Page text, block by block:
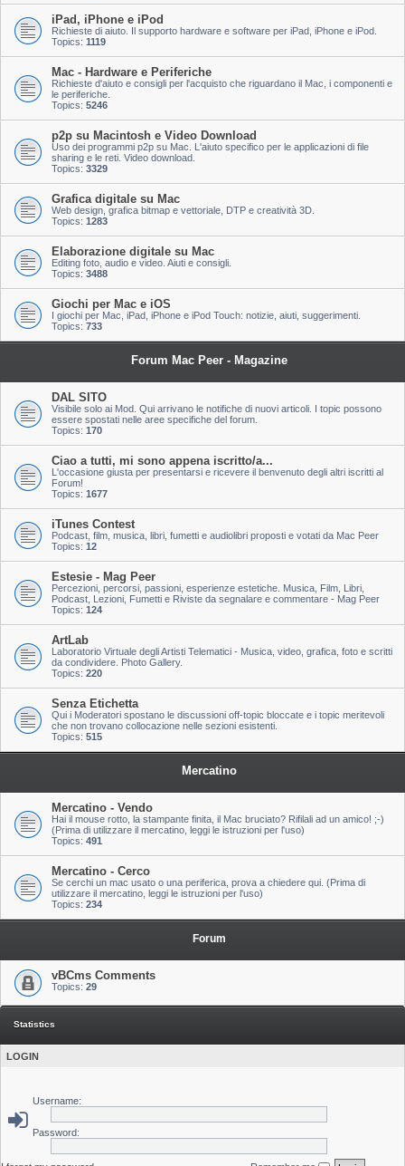
iPad, iPhone e iPod
Richieste di aiuto. Il supporto hardware e software per iPad, iPhone e iPod.
Topics: 1119
Mac - Hardware e Periferiche
Richieste d'aiuto e consigli per l'acquisto che riguardano il Mac, i componenti e
le periferiche.
Topics: 5246
p2p su Macintosh e Video Download
Uso dei programmi p2p su Mac. L'aiuto specifico per le applicazioni di file
sharing e le reti. Video download.
Topics: 3329
Grafica digitale su Mac
Web design, grafica bitmap e vettoriale, DTP e creatività 3D.
Topics: 1283
Elaborazione digitale su Mac
Editing foto, audio e video. Aiuti e consigli.
Topics: 3488
Giochi per Mac e iOS
I giochi per Mac, iPad, iPhone e iPod Touch: notizie, aiuti, suggerimenti.
Topics: 733
Forum Mac Peer - Magazine
DAL SITO
Visibile solo ai Mod. Qui arrivano le notifiche di nuovi articoli. I topic possono
essere spostati nelle aree specifiche del forum.
Topics: 170
Ciao a tutti, mi sono appena iscritto/a...
L'occasione giusta per presentarsi e ricevere il benvenuto degli altri iscritti al
Forum!
Topics: 1677
iTunes Contest
Podcast, film, musica, libri, fumetti e audiolibri proposti e votati da Mac Peer
Topics: 12
Estesie - Mag Peer
Percezioni, percorsi, passioni, esperienze estetiche. Musica, Film, Libri,
Podcast, Lezioni, Fumetti e Riviste da segnalare e commentare - Mag Peer
Topics: 124
ArtLab
Laboratorio Virtuale degli Artisti Telematici - Musica, video, grafica, foto e scritti
da condividere. Photo Gallery.
Topics: 220
Senza Etichetta
Qui i Moderatori spostano le discussioni off-topic bloccate e i topic meritevoli
che non trovano collocazione nelle sezioni esistenti.
Topics: 515
Mercatino
Mercatino - Vendo
Hai il mouse rotto, la stampante finita, il Mac bruciato? Rifilali ad un amico! ;-)
(Prima di utilizzare il mercatino, leggi le istruzioni per l'uso)
Topics: 491
Mercatino - Cerco
Se cerchi un mac usato o una periferica, prova a chiedere qui. (Prima di
utilizzare il mercatino, leggi le istruzioni per l'uso)
Topics: 234
Forum
vBCms Comments
Topics: 29
Statistics
LOGIN
Username:
Password: